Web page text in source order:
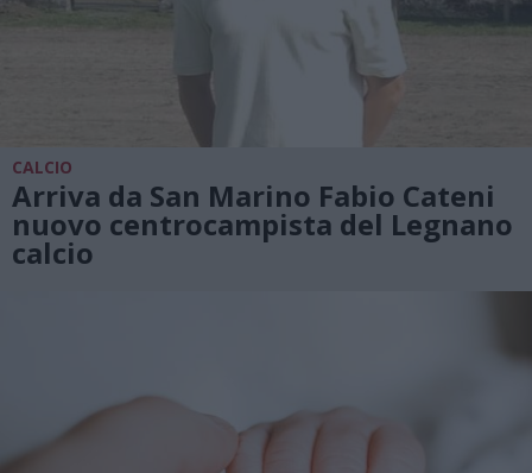
CALCIO
Arriva da San Marino Fabio Cateni
nuovo centrocampista del Legnano
calcio